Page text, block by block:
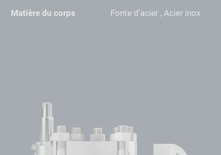
Matière du corps
Fonte d'acier , Acier inox